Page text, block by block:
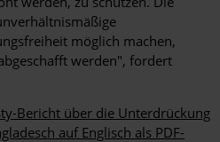
möglich machen,
werden", fordert
Bericht über die Unterdrückung
auf Englisch als PDF-